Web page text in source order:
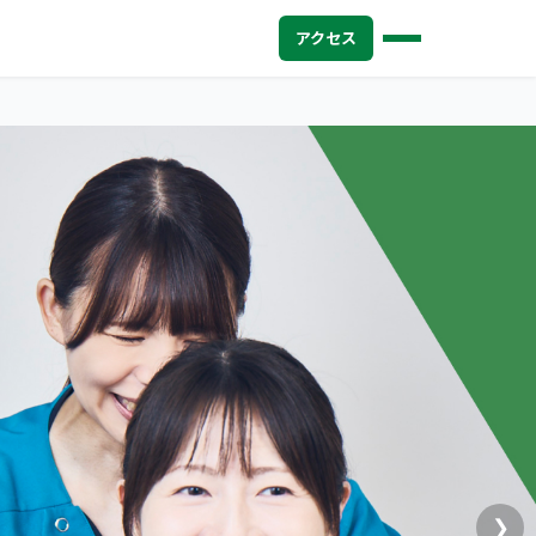
アクセス
❯